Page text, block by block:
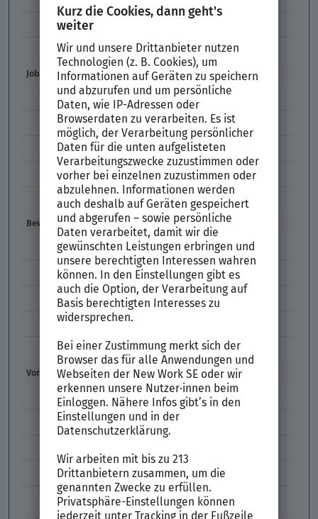
Unbefristeter Arbeitsvertrag
Der XING Bewerbungsratgeber
Job & Karriere
Arbeitsvertrag
Codes im Arbeitszeugnis
Kündigung
Einstiegsgehalt
Gehaltswunsch
Bewerbung
E-Mail-Bewerbung
Anlagen und Zeugnisse
Initiativbewerbung
Interne Bewerbung
Empfehlungsschreiben
Vorstellungsgespräch
Vorstellungsgespräch Fragen
Schwächen im Vorstellungsgespräch
Vorbereitung Vorstellungsgespräch
Vorstellungsgespräch per Skype